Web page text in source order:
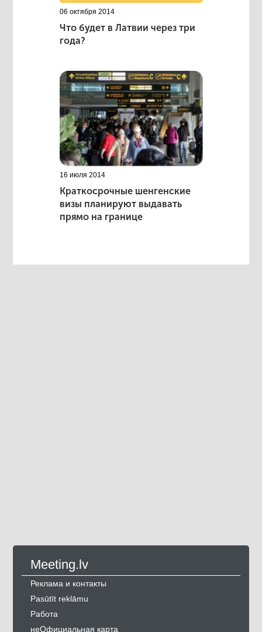
06 октября 2014
Что будет в Латвии через три
года?
16 июля 2014
Краткосрочные шенгенские
визы планируют выдавать
прямо на границе
Meeting.lv
Реклама и контакты
Pasūtīt reklāmu
Работа
неОфициальная карта